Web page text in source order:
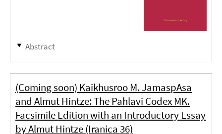
Abstract
(Coming soon) Kaikhusroo M. JamaspAsa
and Almut Hintze: The Pahlavi Codex MK.
Facsimile Edition with an Introductory Essay
by Almut Hintze (Iranica 36)